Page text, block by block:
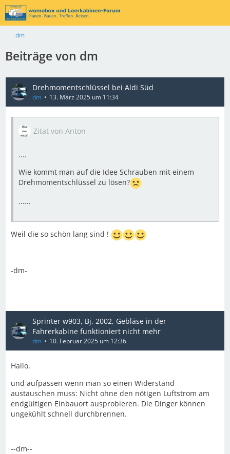
dm
Beiträge von dm
Drehmomentschlüssel bei Aldi Süd
dm 13. März 2025 um 11:34
Zitat von Anton
....
Wie kommt man auf die Idee Schrauben mit einem
Drehmomentschlüssel zu lösen?
......
Weil die so schön lang sind !
-dm-
Sprinter w903, Bj. 2002, Gebläse in der
Fahrerkabine funktioniert nicht mehr
dm 10. Februar 2025 um 12:36
Hallo,
und aufpassen wenn man so einen Widerstand
austauschen muss: Nicht ohne den nötigen Luftstrom am
endgültigen Einbauort ausprobieren. Die Dinger können
ungekühlt schnell durchbrennen.
--dm--